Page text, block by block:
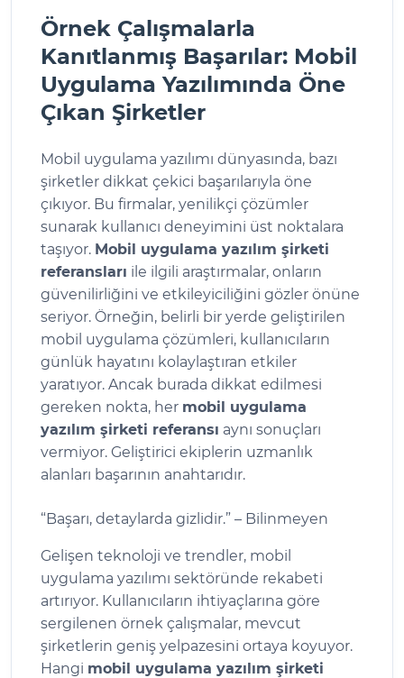
Örnek Çalışmalarla
Kanıtlanmış Başarılar: Mobil
Uygulama Yazılımında Öne
Çıkan Şirketler
Mobil uygulama yazılımı dünyasında, bazı
şirketler dikkat çekici başarılarıyla öne
çıkıyor. Bu firmalar, yenilikçi çözümler
sunarak kullanıcı deneyimini üst noktalara
taşıyor. Mobil uygulama yazılım şirketi
referansları ile ilgili araştırmalar, onların
güvenilirliğini ve etkileyiciliğini gözler önüne
seriyor. Örneğin, belirli bir yerde geliştirilen
mobil uygulama çözümleri, kullanıcıların
günlük hayatını kolaylaştıran etkiler
yaratıyor. Ancak burada dikkat edilmesi
gereken nokta, her mobil uygulama
yazılım şirketi referansı aynı sonuçları
vermiyor. Geliştirici ekiplerin uzmanlık
alanları başarının anahtarıdır.
“Başarı, detaylarda gizlidir.” – Bilinmeyen
Gelişen teknoloji ve trendler, mobil
uygulama yazılımı sektöründe rekabeti
artırıyor. Kullanıcıların ihtiyaçlarına göre
sergilenen örnek çalışmalar, mevcut
şirketlerin geniş yelpazesini ortaya koyuyor.
Hangi mobil uygulama yazılım şirketi